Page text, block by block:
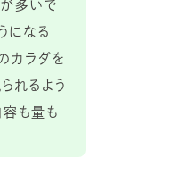
多いで
になる
カラダを
れるよう
容も量も